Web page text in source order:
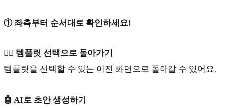
① 좌측부터 순서대로 확인하세요!
👉🏻 템플릿 선택으로 돌아가기
템플릿을 선택할 수 있는 이전 화면으로 돌아갈 수 있어요.
🤖 AI로 초안 생성하기